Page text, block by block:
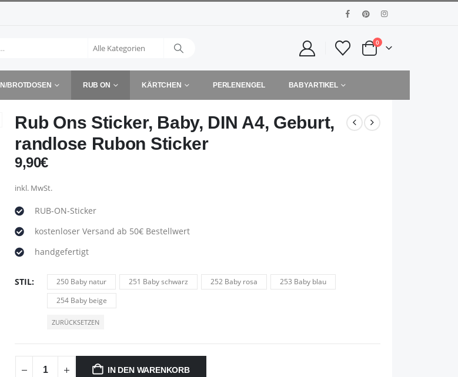
0
BROTDOSEN RUB ON KÄRTCHEN PERLENENGEL BABYARTIKEL
Rub Ons Sticker, Baby, DIN A4, Geburt,
randlose Rubon Sticker
9,90€
inkl. MwSt.
RUB-ON-Sticker
kostenloser Versand ab 50€ Bestellwert
handgefertigt
STIL 250 Baby natur 251 Baby schwarz 252 Baby rosa
253 Baby blau
254 Baby beige
ZURÜCKSETZEN
IN DEN WARENKORB